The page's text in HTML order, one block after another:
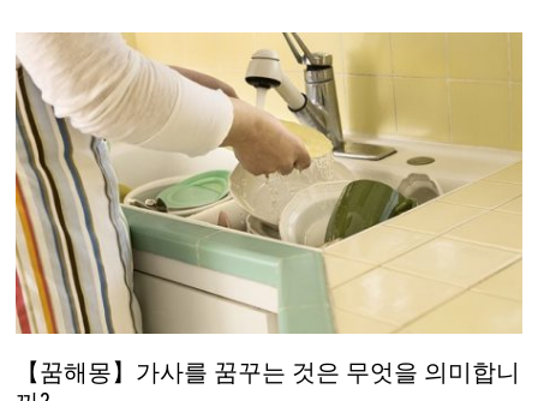
【꿈해몽】가사를 꿈꾸는 것은 무엇을 의미합니